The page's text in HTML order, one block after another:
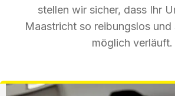
stellen wir sicher, dass Ihr
Maastricht so reibungslos
möglich verläuft.